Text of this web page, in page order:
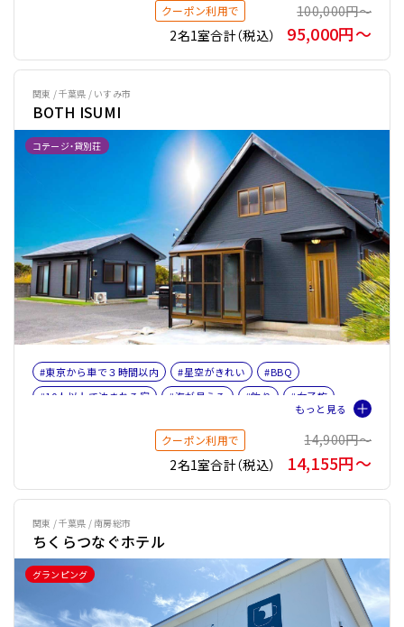
クーポン利用で
100,000円〜
2名1室合計（税込）
95,000円〜
コテージ・貸別荘
関東 / 千葉県 / いすみ市
BOTH ISUMI
#東京から車で３時間以内 #星空がきれい
#BBQ
#10人以上で泊まれる宿
#海が見える #釣り
#女子旅
クーポン利用で
14,900円〜
2名1室合計（税込）
14,155円〜
グランピング
関東 / 千葉県 / 南房総市
ちくらつなぐホテル